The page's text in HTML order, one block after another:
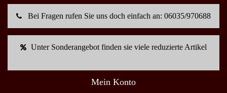
Bei Fragen rufen Sie uns doch einfach an: 06035/970688
Unter Sonderangebot finden sie viele reduzierte Artikel
Mein Konto